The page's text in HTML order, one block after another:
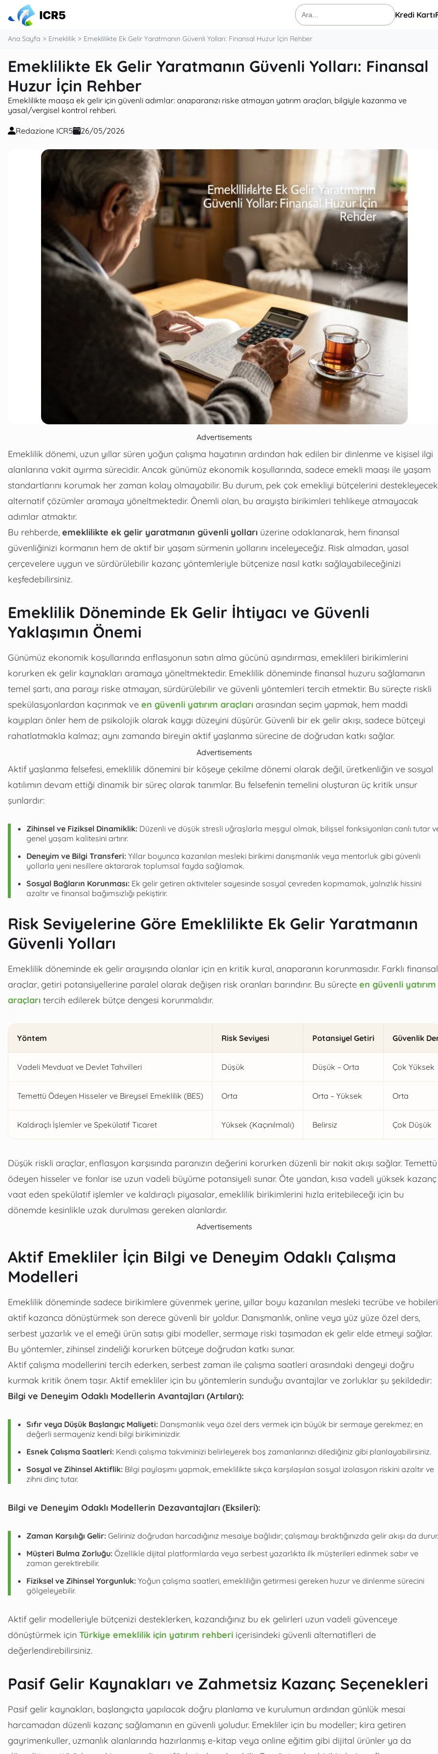
Ara: Kredi Kartı
Ana Sayfa Emeklilik Emeklilikte Ek Gelir Yaratmanın Güvenli Yolları: Finansal Huzur İçin Rehber
Emeklilikte Ek Gelir Yaratmanın Güvenli Yolları: Finansal
Huzur İçin Rehber
Emeklilikte maaşa ek gelir için güvenli adımlar: anaparanızı riske atmayan yatırım araçları, bilgiyle kazanma ve
yasal/vergisel kontrol rehberi.
Redazione ICR5 26/05/2026
Advertisements
Emeklilik dönemi, uzun yıllar süren yoğun çalışma hayatının ardından hak edilen bir dinlenme ve kişisel ilgi
alanlarına vakit ayırma sürecidir. Ancak günümüz ekonomik koşullarında, sadece emekli maaşı ile yaşam
standartlarını korumak her zaman kolay olmayabilir. Bu durum, pek çok emekliyi bütçelerini destekleyecek
alternatif çözümler aramaya yöneltmektedir. Önemli olan, bu arayışta birikimleri tehlikeye atmayacak
adımlar atmaktır.
Bu rehberde, emeklilikte ek gelir yaratmanın güvenli yolları üzerine odaklanarak, hem finansal
güvenliğinizi kormanın hem de aktif bir yaşam sürmenin yollarını inceleyeceğiz. Risk almadan, yasal
çerçevelere uygun ve sürdürülebilir kazanç yöntemleriyle bütçenize nasıl katkı sağlayabileceğinizi
keşfedebilirsiniz.
Emeklilik Döneminde Ek Gelir İhtiyacı ve Güvenli
Yaklaşımın Önemi
Günümüz ekonomik koşullarında enflasyonun satın alma gücünü aşındırması, emeklileri birikimlerini
korurken ek gelir kaynakları aramaya yöneltmektedir. Emeklilik döneminde finansal huzuru sağlamanın
temel şartı, ana parayı riske atmayan, sürdürülebilir ve güvenli yöntemleri tercih etmektir. Bu süreçte riskli
spekülasyonlardan kaçınmak ve en güvenli yatırım araçları arasından seçim yapmak, hem maddi
kayıpları önler hem de psikolojik olarak kaygı düzeyini düşürür. Güvenli bir ek gelir akışı, sadece bütçeyi
rahatlatmakla kalmaz; aynı zamanda bireyin aktif yaşlanma sürecine de doğrudan katkı sağlar.
Advertisements
Aktif yaşlanma felsefesi, emeklilik dönemini bir köşeye çekilme dönemi olarak değil, üretkenliğin ve sosyal
katılımın devam ettiği dinamik bir süreç olarak tanımlar. Bu felsefenin temelini oluşturan üç kritik unsur
şunlardır:
Zihinsel ve Fiziksel Dinamiklik: Düzenli ve düşük stresli uğraşlarla meşgul olmak, bilişsel fonksiyonları canlı tutar
genel yaşam kalitesini artırır.
Deneyim ve Bilgi Transferi: Yıllar boyunca kazanılan mesleki birikimi danışmanlık veya mentorluk gibi güvenli
yollarla yeni nesillere aktararak toplumsal fayda sağlamak.
Sosyal Bağların Korunması: Ek gelir getiren aktiviteler sayesinde sosyal çevreden kopmamak, yalnızlık hissini
azaltır ve finansal bağımsızlığı pekiştirir.
Risk Seviyelerine Göre Emeklilikte Ek Gelir Yaratmanın
Güvenli Yolları
Emeklilik döneminde ek gelir arayışında olanlar için en kritik kural, anaparanın korunmasıdır. Farklı finansal
araçlar, getiri potansiyellerine paralel olarak değişen risk oranları barındırır. Bu süreçte en güvenli yatırım
araçları tercih edilerek bütçe dengesi korunmalıdır.
Yöntem Risk Seviyesi Potansiyel Getiri Güvenlik
Vadeli Mevduat ve Devlet Tahvilleri Düşük Düşük – Orta Çok Yüksek
Temettü Ödeyen Hisseler ve Bireysel Emeklilik (BES) Orta Orta – Yüksek Orta
Kaldıraçlı İşlemler ve Spekülatif Ticaret Yüksek (Kaçınılmalı) Belirsiz Çok Düşük
Düşük riskli araçlar, enflasyon karşısında paranızın değerini korurken düzenli bir nakit akışı sağlar. Temettü
ödeyen hisseler ve fonlar ise uzun vadeli büyüme potansiyeli sunar. Öte yandan, kısa vadeli yüksek kazanç
vaat eden spekülatif işlemler ve kaldıraçlı piyasalar, emeklilik birikimlerini hızla eritebileceği için bu
dönemde kesinlikle uzak durulması gereken alanlardır.
Advertisements
Aktif Emekliler İçin Bilgi ve Deneyim Odaklı Çalışma
Modelleri
Emeklilik döneminde sadece birikimlere güvenmek yerine, yıllar boyu kazanılan mesleki tecrübe ve hobileri
aktif kazanca dönüştürmek son derece güvenli bir yoldur. Danışmanlık, online veya yüz yüze özel ders,
serbest yazarlık ve el emeği ürün satışı gibi modeller, sermaye riski taşımadan ek gelir elde etmeyi sağlar.
Bu yöntemler, zihinsel zindeliği korurken bütçeye doğrudan katkı sunar.
Aktif çalışma modellerini tercih ederken, serbest zaman ile çalışma saatleri arasındaki dengeyi doğru
kurmak kritik önem taşır. Aktif emekliler için bu yöntemlerin sunduğu avantajlar ve zorluklar şu şekildedir:
Bilgi ve Deneyim Odaklı Modellerin Avantajları (Artıları):
Sıfır veya Düşük Başlangıç Maliyeti: Danışmanlık veya özel ders vermek için büyük bir sermaye gerekmez; en
değerli sermayeniz kendi bilgi birikiminizdir.
Esnek Çalışma Saatleri: Kendi çalışma takviminizi belirleyerek boş zamanlarınızı dilediğiniz gibi planlayabilirsiniz.
Sosyal ve Zihinsel Aktiflik: Bilgi paylaşımı yapmak, emeklilikte sıkça karşılaşılan sosyal izolasyon riskini azaltır ve
zihni dinç tutar.
Bilgi ve Deneyim Odaklı Modellerin Dezavantajları (Eksileri):
Zaman Karşılığı Gelir: Geliriniz doğrudan harcadığınız mesaiye bağlıdır; çalışmayı bıraktığınızda gelir akışı da durur.
Müşteri Bulma Zorluğu: Özellikle dijital platformlarda veya serbest yazarlıkta ilk müşterileri edinmek sabır ve
zaman gerektirebilir.
Fiziksel ve Zihinsel Yorgunluk: Yoğun çalışma saatleri, emekliliğin getirmesi gereken huzur ve dinlenme sürecini
gölgeleyebilir.
Aktif gelir modelleriyle bütçenizi desteklerken, kazandığınız bu ek gelirleri uzun vadeli güvenceye
dönüştürmek için Türkiye emeklilik için yatırım rehberi içerisindeki güvenli alternatifleri de
değerlendirebilirsiniz.
Pasif Gelir Kaynakları ve Zahmetsiz Kazanç Seçenekleri
Pasif gelir kaynakları, başlangıçta yapılacak doğru planlama ve kurulumun ardından günlük mesai
harcamadan düzenli kazanç sağlamanın en güvenli yoludur. Emekliler için bu modeller; kira getiren
gayrimenkuller, uzmanlık alanlarında hazırlanmış e-kitap veya online eğitim gibi dijital ürünler ya da